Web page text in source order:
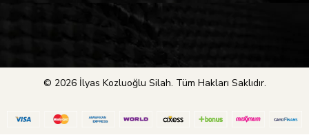
© 2026 İlyas Kozluoğlu Silah. Tüm Hakları Saklıdır.